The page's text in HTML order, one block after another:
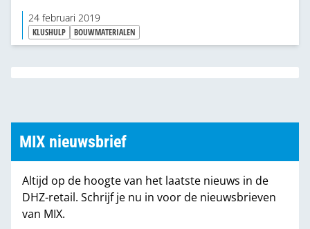
bouwstoffen, plaatmateriaal. Hoe maak je dat
assortiment toegankelijk voor consumenten?
24 februari 2019
KLUSHULP BOUWMATERIALEN
MIX nieuwsbrief
Altijd op de hoogte van het laatste nieuws in de
DHZ-retail. Schrijf je nu in voor de nieuwsbrieven
van MIX.